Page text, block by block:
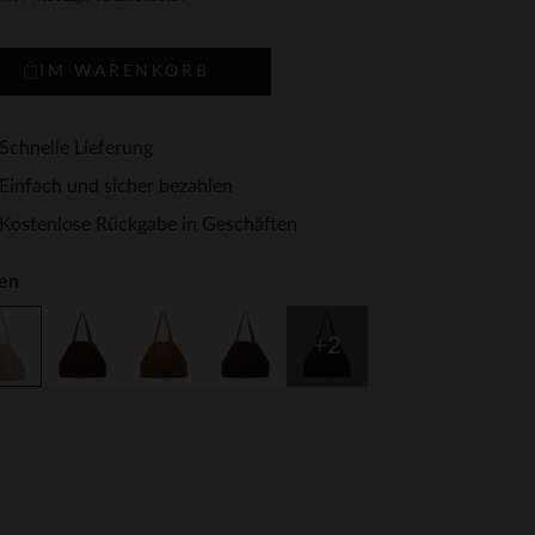
IM WARENKORB
Lieferung
und sicher bezahlen
Rückgabe in Geschäften
+2